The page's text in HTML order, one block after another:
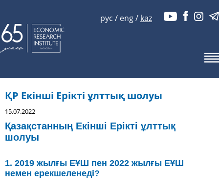
рус / eng/ kaz
ҚР Екінші Ерікті ұлттық шолуы
15.07.2022
Қазақстанның Екінші Ерікті ұлттық
шолуы
1. 2019 жылғы ЕҰШ пен 2022 жылғы ЕҰШ
немен ерекшеленеді?